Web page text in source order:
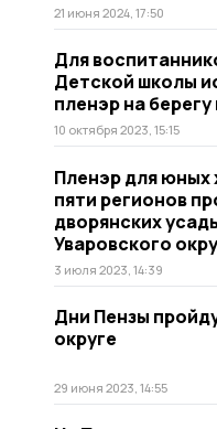
21 июня 2024, 17:50
Для
Детской школы
пленэр на
10 октября 2023, 15:15
Пленэр для юных
пяти регионов
дворянских
Уваровского
3 июля 2023, 14:39
Дни Пензы
округе
29 июня 2023, 14:55